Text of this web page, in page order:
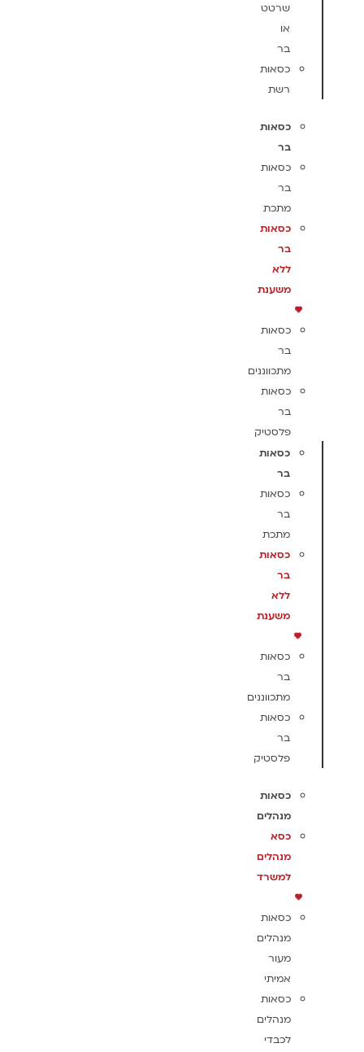
שרטט
או
בר
כסאות
רשת
כסאות
בר
כסאות
בר
מתכת
כסאות
בר
ללא
משענת
כסאות
בר
מתכווננים
כסאות
בר
פלסטיק
כסאות
בר
כסאות
בר
מתכת
כסאות
בר
ללא
משענת
כסאות
בר
מתכווננים
כסאות
בר
פלסטיק
כסאות
מנהלים
כסא
מנהלים
למשרד
כסאות
מנהלים
מעור
אמיתי
כסאות
מנהלים
לכבדי